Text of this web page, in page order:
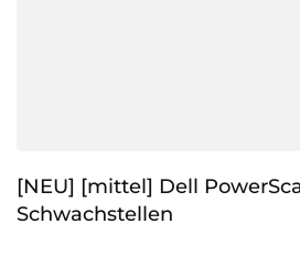
[NEU] [mittel] Dell
Schwachstellen